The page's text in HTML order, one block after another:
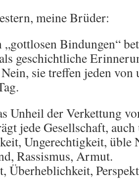
meine Brüder:
„gottlosen Bindungen“
geschichtliche
sie treffen jeden
Unheil der Verkettung
jede Gesellschaft, auch
Ungerechtigkeit, üble
Rassismus, Armut.
Überheblichkeit,